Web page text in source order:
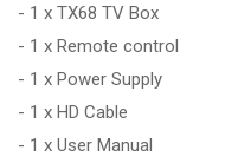
- 1 x TX68 TV Box
- 1 x Remote control
- 1 x Power Supply
- 1 x HD Cable
- 1 x User Manual